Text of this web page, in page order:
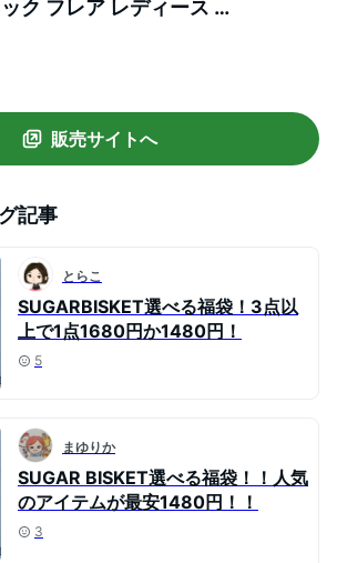
ク フレア レディース お
れ ブラック メール便
lswp203-362】【即
販売サイトへ
記事
とらこ
SUGARBISKET選べる福袋！3点以
上で1点1680円か1480円！
5
まゆりか
SUGAR BISKET選べる福袋！！人気
のアイテムが最安1480円！！
3